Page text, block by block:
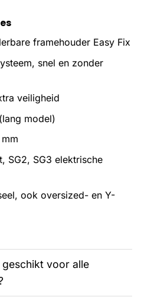
framehouder Easy Fix
snel en zonder
veiligheid
model)
SG2, SG3 elektrische
ook oversized- en Y-
voor alle